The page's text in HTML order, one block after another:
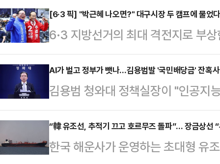
기를 카메라에 겨누는 모습 등을 보
3월 8일 전후로 빠르게 확산된 것
장에서 고백을 거절…
42.6%를 기록하며 오차범위 내 초
조사 전문기관 여론조사공정㈜이
100% ARS 방식으로 실시한 여론
보는 42.6%를 얻었다.두 후보 간
이다. 이어 개혁신당 김정철 후보
으로 집…
[6·3 픽] "박근혜 나오면?" 대구시장 두 캠프에 물었
6·3 지방선거의 최대 격전지로 부
일찌감치 대진표를 확정한 더불어
지율 격차가 오차범위 내로 좁혀지
새다. 공식 선거운동 개막을 일주
라는 각자의 승부수를 던진 두 후보
이 JTBC의뢰로 지난 5~6일 무선
서 추 후보는 41%, 김 후보는 40%
AI가 벌고 정부가 뺏나…김용범발 '국민배당금' 잔혹
김용범 청와대 정책실장이 "인공지
의 결과가 아니다"라며 기업 초과
바 '국민배당금' 제도를 언급해 파
주의 배급 경제"라고 강하게 비판
“韓 유조선, 추적기 끄고 호르무즈 돌파”… 장금상선
한국 해운사가 운영하는 초대형 유